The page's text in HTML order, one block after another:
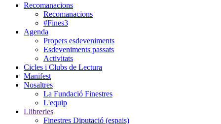
Recomanacions
Recomanacions
#Fines3
Agenda
Propers esdeveniments
Esdeveniments passats
Activitats
Cicles i Clubs de Lectura
Manifest
Nosaltres
La Fundació Finestres
L'equip
Llibreries
Finestres Diputació (espais)